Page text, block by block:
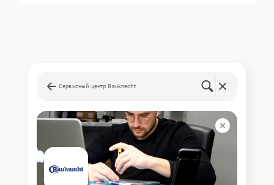
Сервисный центр Bauknecht